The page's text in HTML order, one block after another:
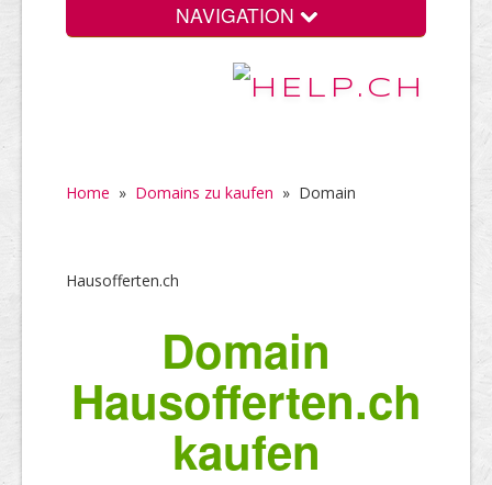
NAVIGATION
Home » Domains zu kaufen » Domain
Hausofferten.ch
Domain
Hausofferten.ch
kaufen